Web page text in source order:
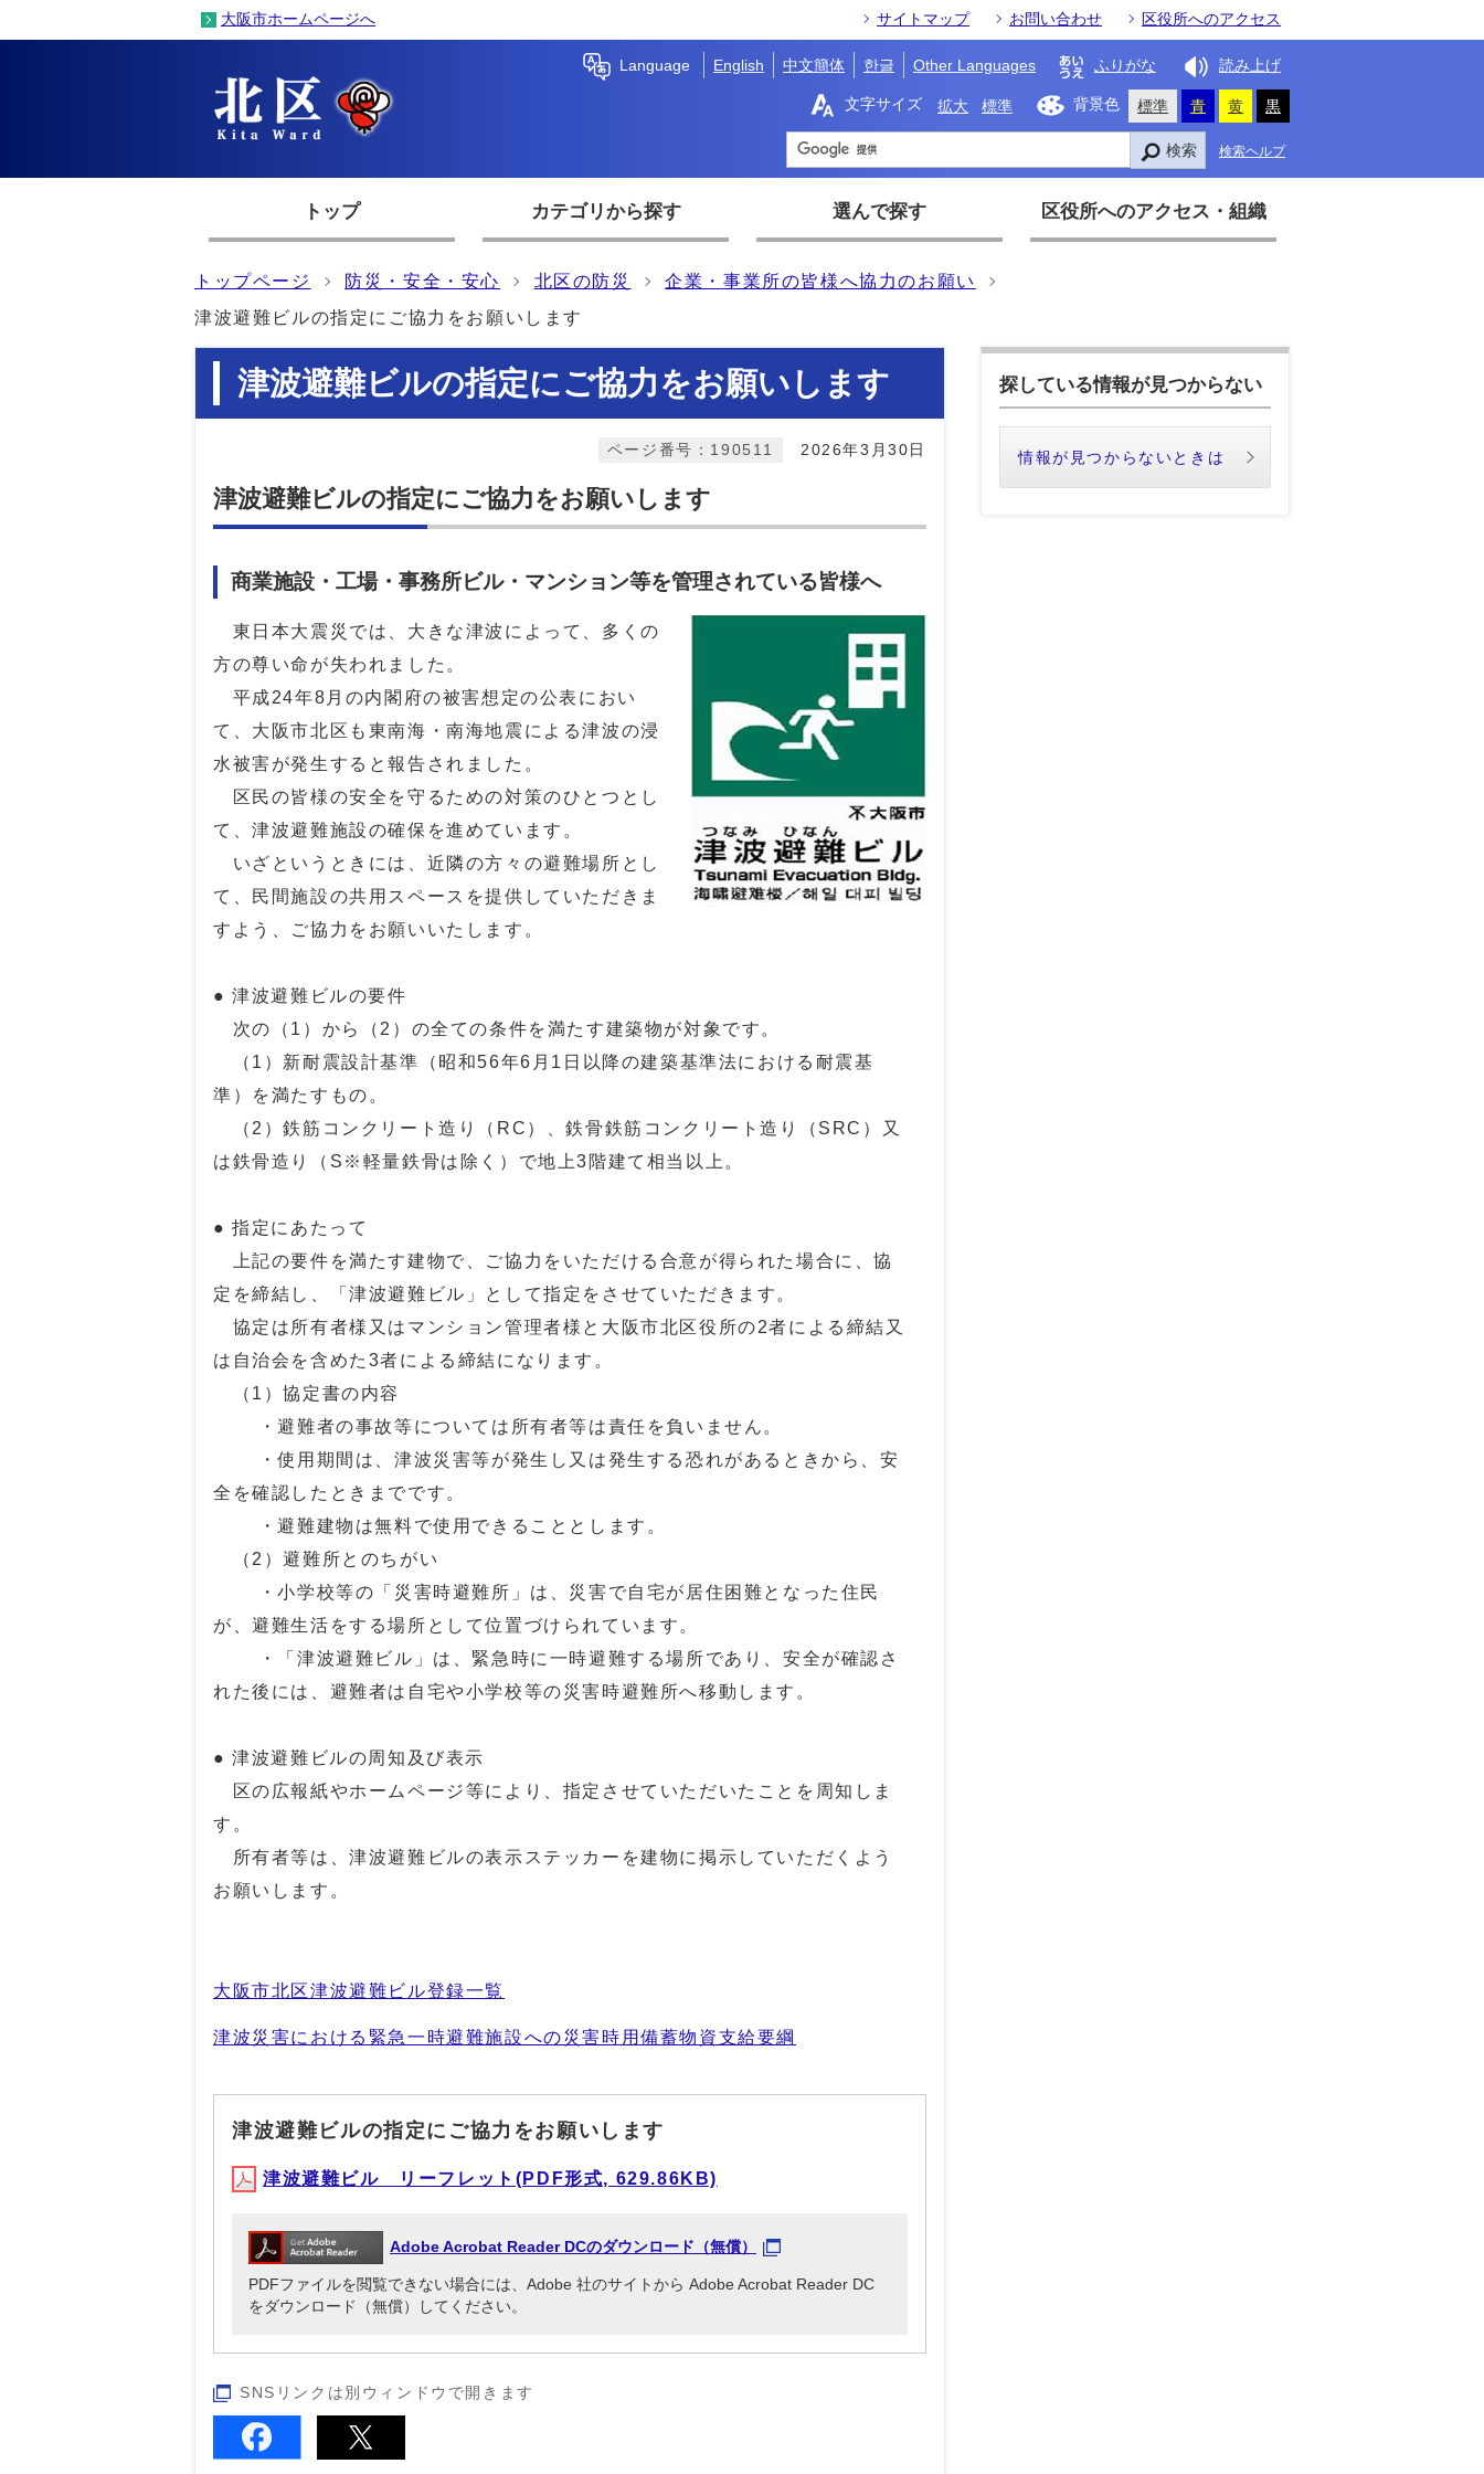
サイトマップ お問い合わせ 区役所へのアクセス
大阪市ホームページへ
Language English 中文簡体 한글 Other Languages ふりがな 読み上げ
文字サイズ 拡大 標準 背景色 標準 青 黄 黒
検索 検索ヘルプ
トップ カテゴリから探す 選んで探す 区役所へのアクセス・組織
トップページ 防災・安全・安心 北区の防災
企業・事業所の皆様へ協力のお願い
津波避難ビルの指定にご協力をお願いします
津波避難ビルの指定にご協力をお願いします
2026年3月30日
ページ番号：190511
津波避難ビルの指定にご協力をお願いします
商業施設・工場・事務所ビル・マンション等を管理されている皆様へ
東日本大震災では、大きな津波によって、多くの
方の尊い命が失われました。
平成24年8月の内閣府の被害想定の公表におい
て、大阪市北区も東南海・南海地震による津波の浸
水被害が発生すると報告されました。
区民の皆様の安全を守るための対策のひとつとし
て、津波避難施設の確保を進めています。
いざというときには、近隣の方々の避難場所とし
て、民間施設の共用スペースを提供していただきま
すよう、ご協力をお願いいたします。
● 津波避難ビルの要件
次の（1）から（2）の全ての条件を満たす建築物が対象です。
（1）新耐震設計基準（昭和56年6月1日以降の建築基準法における耐震基
準）を満たすもの。
（2）鉄筋コンクリート造り（RC）、鉄骨鉄筋コンクリート造り（SRC）又
は鉄骨造り（S※軽量鉄骨は除く）で地上3階建て相当以上。
● 指定にあたって
上記の要件を満たす建物で、ご協力をいただける合意が得られた場合に、協
定を締結し、「津波避難ビル」として指定をさせていただきます。
協定は所有者様又はマンション管理者様と大阪市北区役所の2者による締結又
は自治会を含めた3者による締結になります。
（1）協定書の内容
・避難者の事故等については所有者等は責任を負いません。
・使用期間は、津波災害等が発生し又は発生する恐れがあるときから、安
全を確認したときまでです。
・避難建物は無料で使用できることとします。
（2）避難所とのちがい
・小学校等の「災害時避難所」は、災害で自宅が居住困難となった住民
が、避難生活をする場所として位置づけられています。
・「津波避難ビル」は、緊急時に一時避難する場所であり、安全が確認さ
れた後には、避難者は自宅や小学校等の災害時避難所へ移動します。
● 津波避難ビルの周知及び表示
区の広報紙やホームページ等により、指定させていただいたことを周知しま
す。
所有者等は、津波避難ビルの表示ステッカーを建物に掲示していただくよう
お願いします。
大阪市北区津波避難ビル登録一覧
津波災害における緊急一時避難施設への災害時用備蓄物資支給要綱
津波避難ビルの指定にご協力をお願いします
津波避難ビル リーフレット(PDF形式, 629.86KB)
Adobe Acrobat Reader DCのダウンロード（無償）
PDFファイルを閲覧できない場合には、Adobe 社のサイトから Adobe Acrobat Reader DC
をダウンロード（無償）してください。
SNSリンクは別ウィンドウで開きます
探している情報が見つからない
情報が見つからないときは